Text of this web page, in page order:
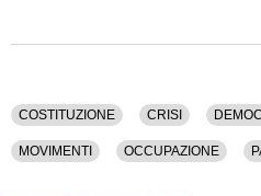
Economia, Europa, Italia, Lavoro,
COSTITUZIONE
CRISI
MOVIMENTI OCCUPAZIONE